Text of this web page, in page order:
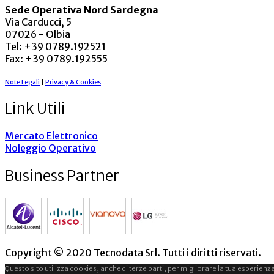
Sede Operativa Nord Sardegna
Via Carducci, 5
07026 - Olbia
Tel: +39 0789.192521
Fax: +39 0789.192555
Note Legali Privacy & Cookies
Link Utili
Mercato Elettronico
Noleggio Operativo
Business Partner
Copyright © 2020 Tecnodata Srl. Tutti i diritti riservati.
Questo sito utilizza cookies, anche di terze parti, per migliorare la tua